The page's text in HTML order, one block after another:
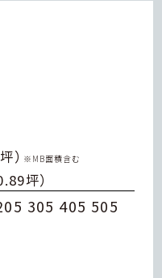
坪） ※MB面積含む
坪）
305 405 505